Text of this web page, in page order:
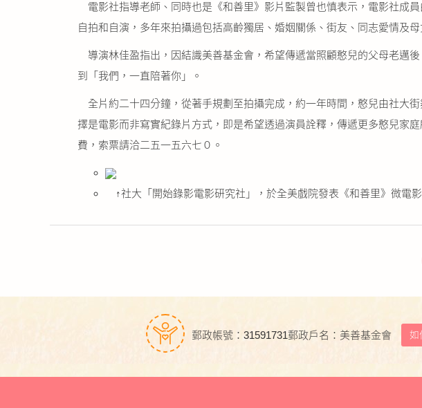
電影社指導老師、同時也是《和善里》影片監製曾也慎表示，電影社成
自拍和自演，多年來拍攝過包括高齡獨居、婚姻關係、街友、同志愛情及母
導演林佳盈指出，因結識美善基金會，希望傳遞當照顧憨兒的父母老邁
到「我們，一直陪著你」。
全片約二十四分鐘，從著手規劃至拍攝完成，約一年時間，憨兒由社大
擇是電影而非寫實紀錄片方式，即是希望透過演員詮釋，傳遞更多憨兒家
費，索票請洽二五一五六七０。
↑社大「開始錄影電影研究社」，於全美戲院發表《和善里》微電
郵政帳號：31591731郵政戶名：美善基金會 如